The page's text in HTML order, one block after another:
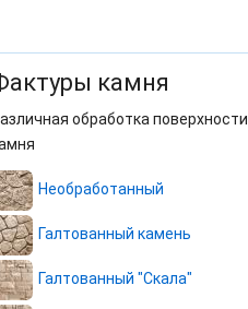
камня
обработка поверхности
Необработанный
Галтованный камень
Галтованный "Скала"